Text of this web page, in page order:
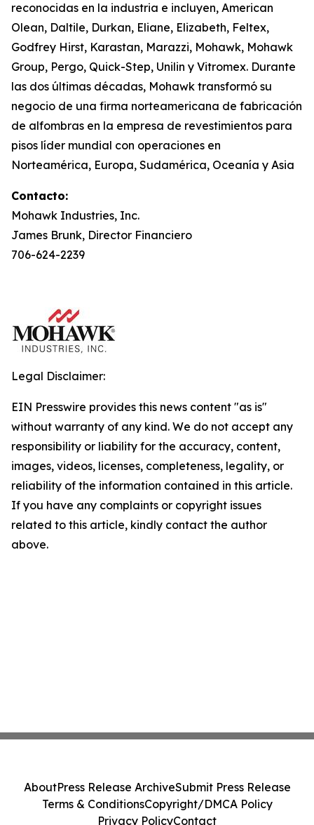
reconocidas en la industria e incluyen, American
Olean, Daltile, Durkan, Eliane, Elizabeth, Feltex,
Godfrey Hirst, Karastan, Marazzi, Mohawk, Mohawk
Group, Pergo, Quick-Step, Unilin y Vitromex. Durante
las dos últimas décadas, Mohawk transformó su
negocio de una firma norteamericana de fabricación
de alfombras en la empresa de revestimientos para
pisos líder mundial con operaciones en
Norteamérica, Europa, Sudamérica, Oceanía y Asia
Contacto:
Mohawk Industries, Inc.
James Brunk, Director Financiero
706-624-2239
Legal Disclaimer:
EIN Presswire provides this news content "as is"
without warranty of any kind. We do not accept any
responsibility or liability for the accuracy, content,
images, videos, licenses, completeness, legality, or
reliability of the information contained in this article.
If you have any complaints or copyright issues
related to this article, kindly contact the author
above.
AboutPress Release ArchiveSubmit Press Release
Terms & ConditionsCopyright/DMCA Policy
Privacy PolicyContact